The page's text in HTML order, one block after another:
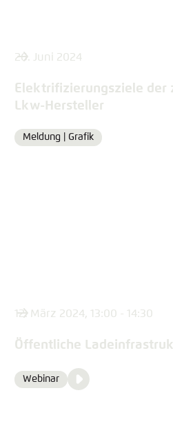
26. Juni 2024
Elektrifizierungsziele der
Lkw-Hersteller
Format
Meldung | Grafik
12. März 2024, 13:00 - 14:30
Öffentliche
Format
Webinar
Media
Video